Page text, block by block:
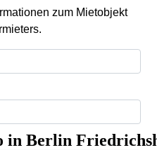
zum Mietobjekt
in Berlin